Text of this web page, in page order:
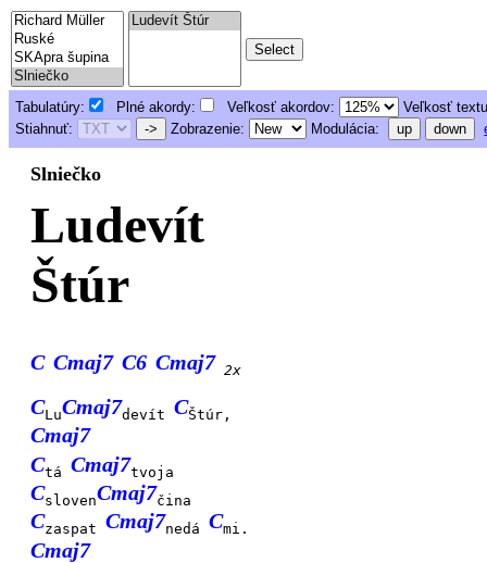
Tabulatúry: Plné akordy: Veľkosť akordov:
Veľkosť
Stiahnuť:
-> Zobrazenie: Modulácia: up down
Slniečko
Ludevít
Štúr
C Cmaj7 C6 Cmaj7 2x
CLuCmaj7devítCŠtúr,
Cmaj7
CtáCmaj7tvoja
CslovenCmaj7čina
CzaspatCmaj7nedáCmi.
Cmaj7